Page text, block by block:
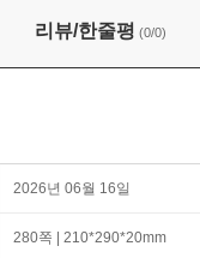
리뷰/한줄평 (0/0)
2026년 06월 16일
280쪽 | 210*290*20mm